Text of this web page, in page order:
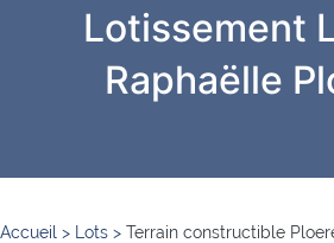
Lotissement
Raphaëlle
Accueil > Lots > Terrain constructible